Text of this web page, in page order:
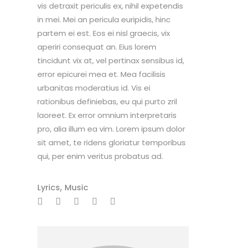
vis detraxit periculis ex, nihil expetendis
in mei. Mei an pericula euripidis, hinc
partem ei est. Eos ei nisl graecis, vix
aperiri consequat an. Eius lorem
tincidunt vix at, vel pertinax sensibus id,
error epicurei mea et. Mea facilisis
urbanitas moderatius id. Vis ei
rationibus definiebas, eu qui purto zril
laoreet. Ex error omnium interpretaris
pro, alia illum ea vim. Lorem ipsum dolor
sit amet, te ridens gloriatur temporibus
qui, per enim veritus probatus ad.
Lyrics, Music